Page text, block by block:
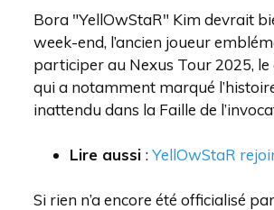
Bora "YellOwStaR" Kim devrait
week-end, l’ancien joueur
participer au Nexus Tour 2025,
qui a notamment marqué
inattendu dans la Faille de
Lire aussi :YellOwStaR
Si rien n’a encore été officialisé